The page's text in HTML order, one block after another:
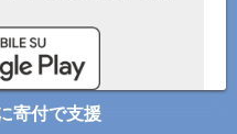
寄付で支援